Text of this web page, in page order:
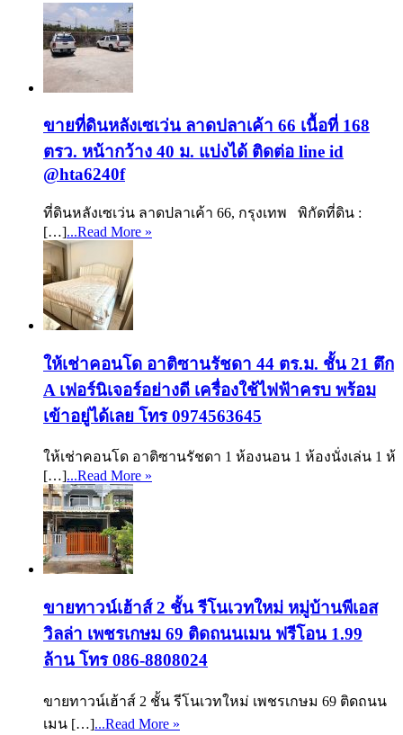
ขายที่ดินหลังเซเว่น ลาดปลาเค้า 66 เนื้อที่ 168
ตรว. หน้ากว้าง 40 ม. แบ่งได้ ติดต่อ line id
@hta6240f
ที่ดินหลังเซเว่น ลาดปลาเค้า 66, กรุงเทพ พิกัดที่ดิน :
[…]...Read More »
ให้เช่าคอนโด อาติซานรัชดา 44 ตร.ม. ชั้น 21 ตึก
A เฟอร์นิเจอร์อย่างดี เครื่องใช้ไฟฟ้าครบ พร้อม
เข้าอยู่ได้เลย โทร 0974563645
ให้เช่าคอนโด อาติซานรัชดา 1 ห้องนอน 1 ห้องนั่งเล่น 1 ห้
[…]...Read More »
ขายทาวน์เฮ้าส์ 2 ชั้น รีโนเวทใหม่ หมู่บ้านพีเอส
วิลล่า เพชรเกษม 69 ติดถนนเมน ฟรีโอน 1.99
ล้าน โทร 086-8808024
ขายทาวน์เฮ้าส์ 2 ชั้น รีโนเวทใหม่ เพชรเกษม 69 ติดถนน
เมน […]...Read More »